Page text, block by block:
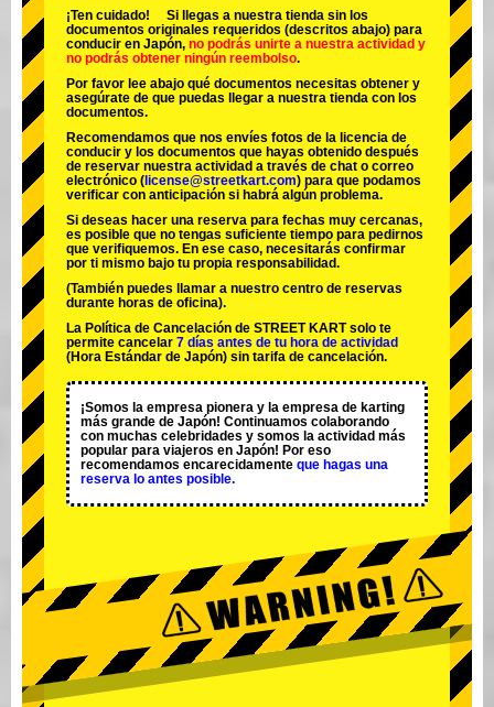
Okinawa
¡Ten cuidado! Si llegas a nuestra tienda sin los
documentos originales requeridos (descritos abajo) para
conducir en Japón, no podrás unirte a nuestra actividad y
no podrás obtener ningún reembolso.
Por favor lee abajo qué documentos necesitas obtener y
asegúrate de que puedas llegar a nuestra tienda con los
documentos.
Recomendamos que nos envíes fotos de la licencia de
conducir y los documentos que hayas obtenido después
de reservar nuestra actividad a través de chat o correo
electrónico ( license@streetkart.com) para que podamos
verificar con anticipación si habrá algún problema.
Si deseas hacer una reserva para fechas muy cercanas,
es posible que no tengas suficiente tiempo para pedirnos
que verifiquemos. En ese caso, necesitarás confirmar
por ti mismo bajo tu propia responsabilidad.
(También puedes llamar a nuestro centro de reservas
durante horas de oficina).
La Política de Cancelación de STREET KART solo te
permite cancelar 7 días antes de tu hora de actividad
(Hora Estándar de Japón) sin tarifa de cancelación.
¡Somos la empresa pionera y la empresa de karting
más grande de Japón! Continuamos colaborando
con muchas celebridades y somos la actividad más
popular para viajeros en Japón! Por eso
recomendamos encarecidamente que hagas una
reserva lo antes posible.